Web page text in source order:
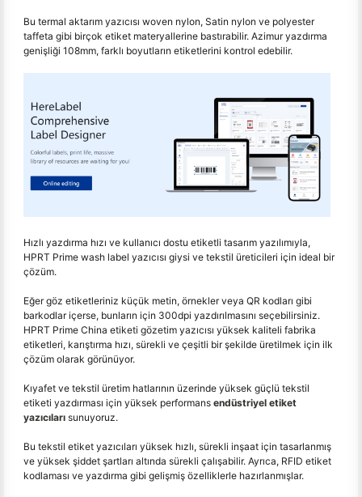
Bu termal aktarım yazıcısı woven nylon, Satin nylon ve polyester
taffeta gibi birçok etiket materyallerine bastırabilir. Azimur yazdırma
genişliği 108mm, farklı boyutların etiketlerini kontrol edebilir.
Hızlı yazdırma hızı ve kullanıcı dostu etiketli tasarım yazılımıyla,
HPRT Prime wash label yazıcısı giysi ve tekstil üreticileri için ideal bir
çözüm.
Eğer göz etiketleriniz küçük metin, örnekler veya QR kodları gibi
barkodlar içerse, bunların için 300dpi yazdırılmasını seçebilirsiniz.
HPRT Prime China etiketi gözetim yazıcısı yüksek kaliteli fabrika
etiketleri, karıştırma hızı, sürekli ve çeşitli bir şekilde üretilmek için ilk
çözüm olarak görünüyor.
Kıyafet ve tekstil üretim hatlarının üzerinde yüksek güçlü tekstil
etiketi yazdırması için yüksek performans endüstriyel etiket
yazıcıları sunuyoruz.
Bu tekstil etiket yazıcıları yüksek hızlı, sürekli inşaat için tasarlanmış
ve yüksek şiddet şartları altında sürekli çalışabilir. Ayrıca, RFID etiket
kodlaması ve yazdırma gibi gelişmiş özelliklerle hazırlanmışlar.